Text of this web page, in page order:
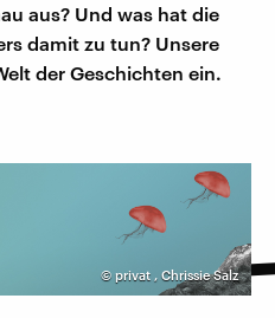
aus? Und was hat die
damit zu tun? Unsere
der Geschichten ein.
© privat , Chrissie Salz